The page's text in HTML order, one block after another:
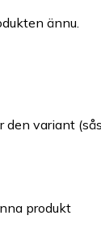
ännu.
den variant
produkt